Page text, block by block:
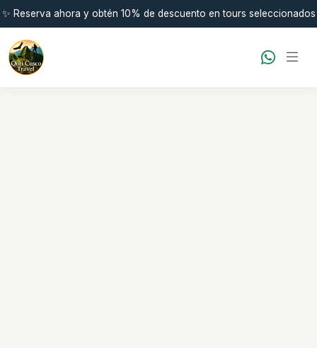
✨ Reserva ahora y obtén 10% de descuento en tours seleccionados